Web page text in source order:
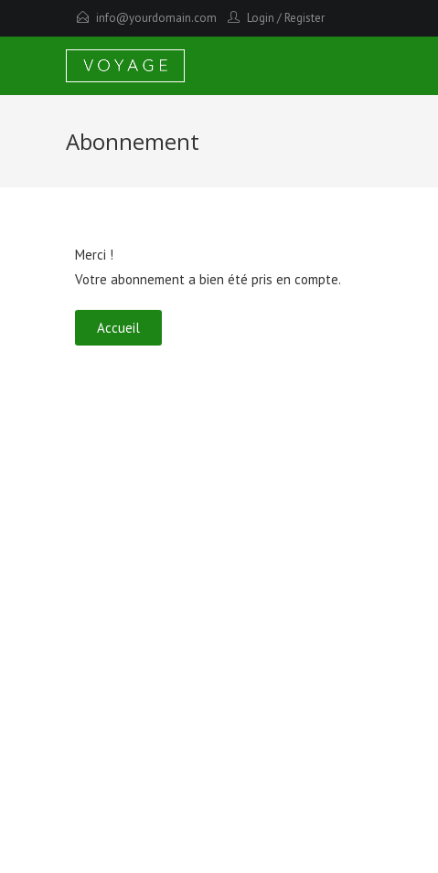
info@yourdomain.com Login / Register
Abonnement
Merci !
Votre abonnement a bien été pris en compte.
Accueil